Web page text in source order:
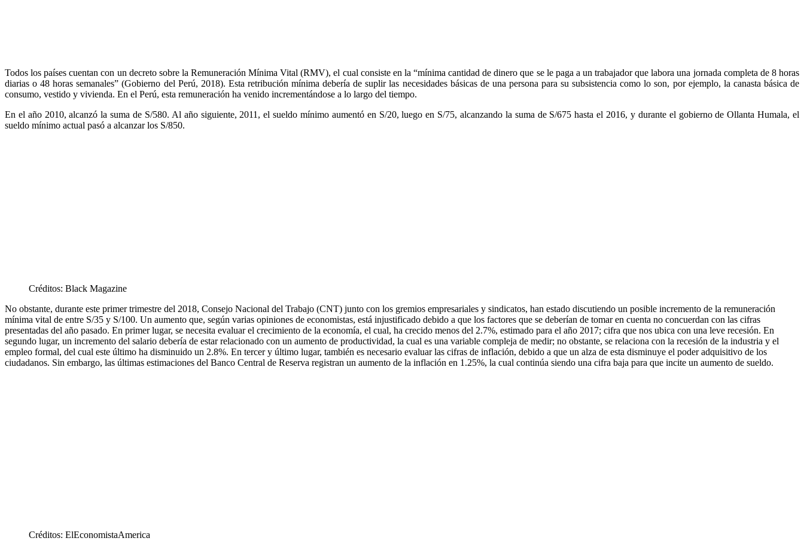
Todos los países cuentan con un decreto sobre la Remuneración Mínima Vital (RMV), el cual consiste en la “mínima cantidad de dinero que se le paga a un trabajador que labora una jornada completa de 8 horas
diarias o 48 horas semanales” (Gobierno del Perú, 2018). Esta retribución mínima debería de suplir las necesidades básicas de una persona para su subsistencia como lo son, por ejemplo, la canasta básica de
consumo, vestido y vivienda. En el Perú, esta remuneración ha venido incrementándose a lo largo del tiempo.
En el año 2010, alcanzó la suma de S/580. Al año siguiente, 2011, el sueldo mínimo aumentó en S/20, luego en S/75, alcanzando la suma de S/675 hasta el 2016, y durante el gobierno de Ollanta Humala, el
sueldo mínimo actual pasó a alcanzar los S/850.
Créditos: Black Magazine
No obstante, durante este primer trimestre del 2018, Consejo Nacional del Trabajo (CNT) junto con los gremios empresariales y sindicatos, han estado discutiendo un posible incremento de la remuneración
mínima vital de entre S/35 y S/100. Un aumento que, según varias opiniones de economistas, está injustificado debido a que los factores que se deberían de tomar en cuenta no concuerdan con las cifras
presentadas del año pasado. En primer lugar, se necesita evaluar el crecimiento de la economía, el cual, ha crecido menos del 2.7%, estimado para el año 2017; cifra que nos ubica con una leve recesión. En
segundo lugar, un incremento del salario debería de estar relacionado con un aumento de productividad, la cual es una variable compleja de medir; no obstante, se relaciona con la recesión de la industria y el
empleo formal, del cual este último ha disminuido un 2.8%. En tercer y último lugar, también es necesario evaluar las cifras de inflación, debido a que un alza de esta disminuye el poder adquisitivo de los
ciudadanos. Sin embargo, las últimas estimaciones del Banco Central de Reserva registran un aumento de la inflación en 1.25%, la cual continúa siendo una cifra baja para que incite un aumento de sueldo.
Créditos: ElEconomistaAmerica